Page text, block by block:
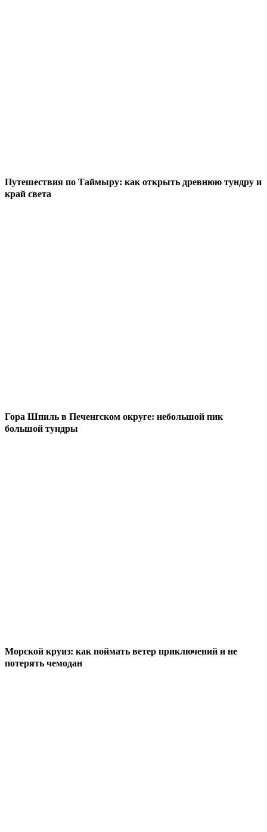
Путешествия по Таймыру: как открыть древнюю тундру и
край света
Гора Шпиль в Печенгском округе: небольшой пик
большой тундры
Морской круиз: как поймать ветер приключений и не
потерять чемодан